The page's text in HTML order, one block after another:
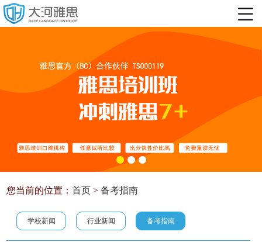
您当前的位置：首页 >备考指南
学校新闻 行业新闻 备考指南